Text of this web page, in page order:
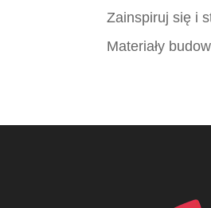
Zainspiruj się i
Materiały